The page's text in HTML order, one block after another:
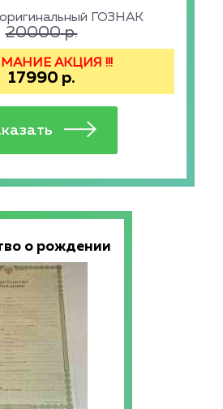
оригинальный ГОЗНАК
20000р.
АКЦИЯ !!!
17990 р.
о рождении